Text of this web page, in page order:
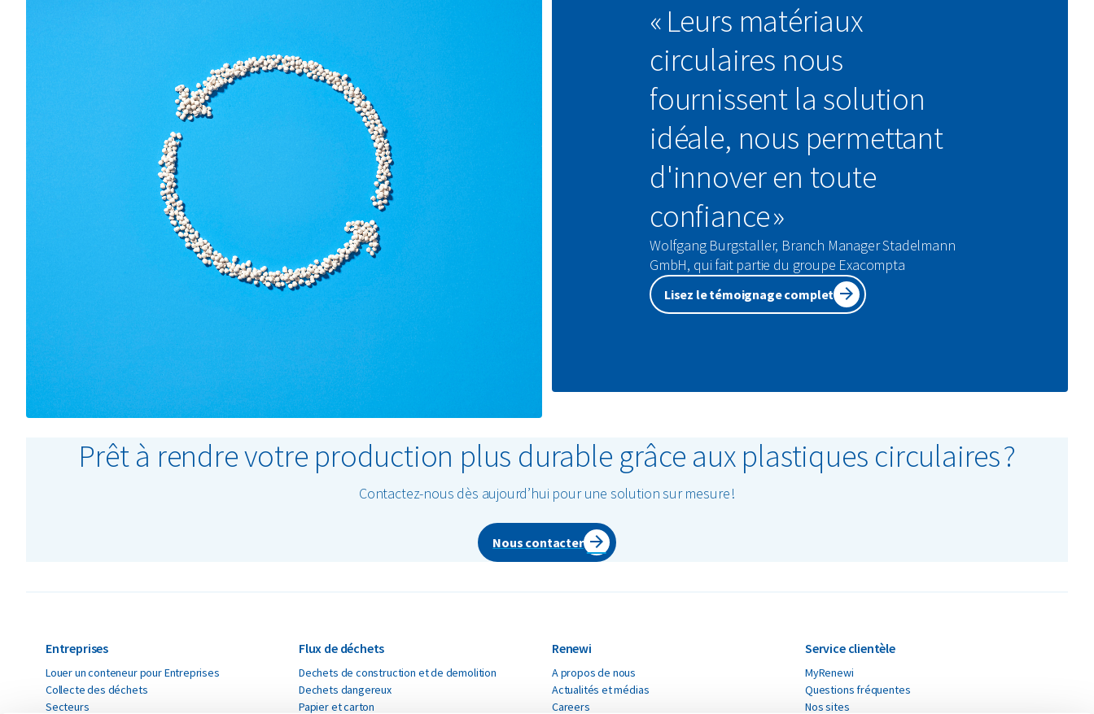
« Leurs matériaux
circulaires nous
fournissent la solution
idéale, nous permettant
d'innover en toute
confiance »
Wolfgang Burgstaller, Branch Manager Stadelmann
GmbH, qui fait partie du groupe Exacompta
Lisez le témoignage complet
Prêt à rendre votre production plus durable grâce aux plastiques circulaires ?
Contactez-nous dès aujourd’hui pour une solution sur mesure !
Nous contacter
Entreprises
Louer un conteneur pour Entreprises
Collecte des déchets
Secteurs
Flux de déchets
Dechets de construction et de demolition
Dechets dangereux
Papier et carton
Renewi
A propos de nous
Actualités et médias
Careers
Service clientèle
MyRenewi
Questions fréquentes
Nos sites